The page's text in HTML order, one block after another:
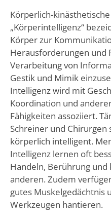
Körperlich-
„Körperintelligenz“
Körper zur
Herausforderungen und
Verarbeitung von
Gestik und Mimik
Intelligenz wird mit
Koordination und
Fähigkeiten assoziiert.
Schreiner und Chirurgen
körperlich intelligent.
Intelligenz lernen oft
Handeln, Berührung
anderen. Zudem
gutes Muskelgedächtnis
Werkzeugen hantieren.